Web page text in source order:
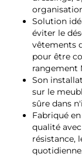
Solution
éviter le
vêtements
pour être
rangement
Son
sur le
sûre dans
Fabriqué
qualité
résistance,